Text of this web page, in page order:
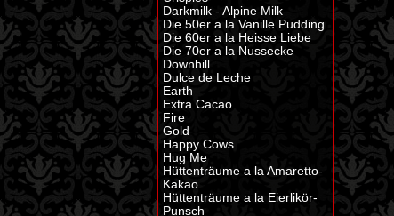
Darkmilk - Alpine Milk
Die 50er a la Vanille Pudding
Die 60er a la Heisse Liebe
Die 70er a la Nussecke
Downhill
Dulce de Leche
Earth
Extra Cacao
Fire
Gold
Happy Cows
Hug Me
Hüttenträume a la Amaretto-
Kakao
Hüttenträume a la Eierlikör-
Punsch